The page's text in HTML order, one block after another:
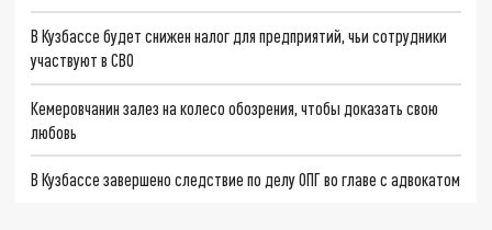
В Кузбассе будет снижен налог для предприятий, чьи сотрудники
участвуют в СВО
Кемеровчанин залез на колесо обозрения, чтобы доказать свою
любовь
В Кузбассе завершено следствие по делу ОПГ во главе с адвокатом